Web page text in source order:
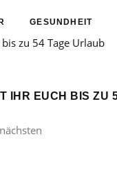
GESUNDHEIT
IHR EUCH BIS ZU